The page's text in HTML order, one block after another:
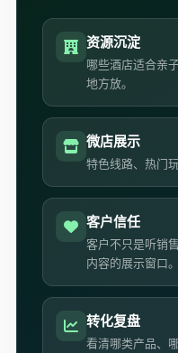
资源沉淀
哪些酒店适合亲
地方放。
微店展示
特色线路、热门
客户信任
客户不只是听销
内容的展示窗口。
转化复盘
看清哪类产品、